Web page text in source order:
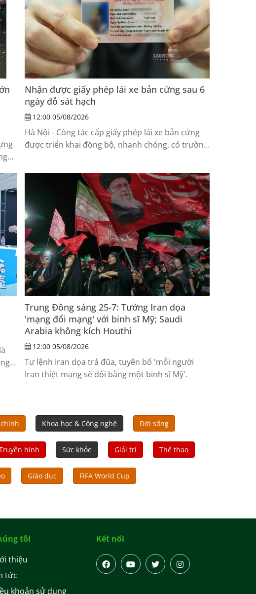
Nhận được giấy phép lái xe bản cứng sau 6
ngày đỗ sát hạch
12:00 05/08/2026
Hà Nội - Công tác cấp giấy phép lái xe bản cứng
được triển khai đồng bộ, nhanh chóng, có trường
Trung Đông sáng 25-7: Tướng Iran dọa
'mạng đổi mạng' với binh sĩ Mỹ; Saudi
Arabia không kích Houthi
12:00 05/08/2026
Tư lệnh Iran dọa trả đũa, tuyên bố 'mỗi người
Iran thiệt mạng sẽ đổi bằng một binh sĩ Mỹ'.
Khoa học & Công nghệ Đời sống
hình Sức khỏe Giải trí Thể thao
Giáo dục FIFA World Cup
tôi
thiệu
tức
khoản sử dụng
Kết nối